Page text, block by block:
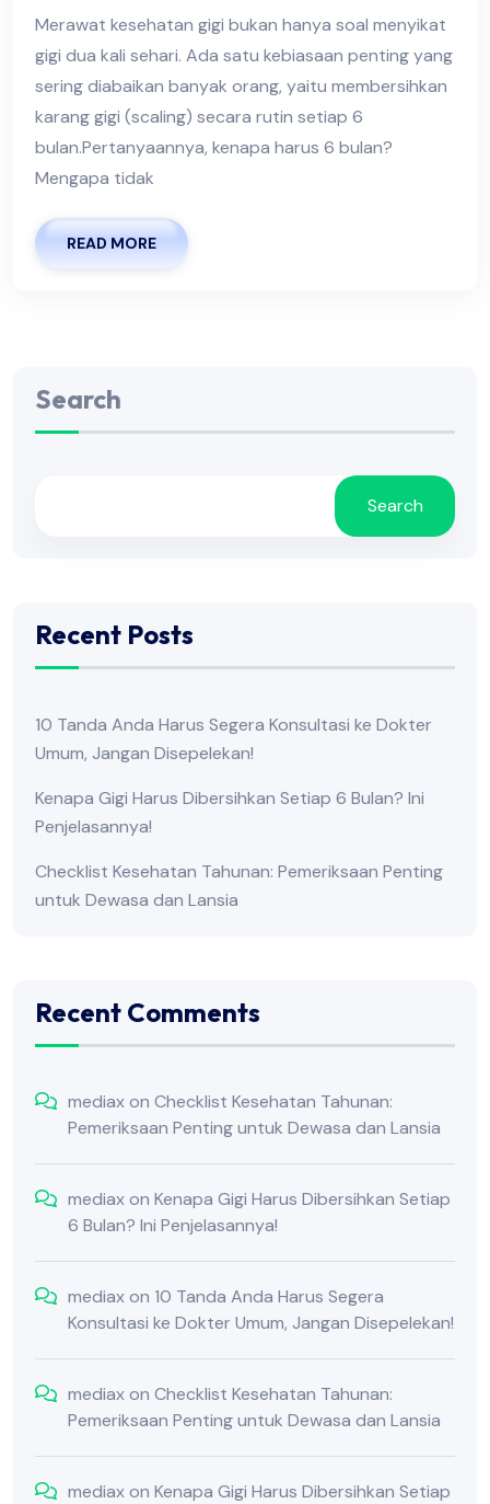
Merawat kesehatan gigi bukan hanya soal menyikat
gigi dua kali sehari. Ada satu kebiasaan penting yang
sering diabaikan banyak orang, yaitu membersihkan
karang gigi (scaling) secara rutin setiap 6
bulan.Pertanyaannya, kenapa harus 6 bulan?
Mengapa tidak
READ MORE
Search
Search
Recent Posts
10 Tanda Anda Harus Segera Konsultasi ke Dokter
Umum, Jangan Disepelekan!
Kenapa Gigi Harus Dibersihkan Setiap 6 Bulan? Ini
Penjelasannya!
Checklist Kesehatan Tahunan: Pemeriksaan Penting
untuk Dewasa dan Lansia
Recent Comments
mediaxon Checklist Kesehatan Tahunan:
Pemeriksaan Penting untuk Dewasa dan Lansia
mediaxon Kenapa Gigi Harus Dibersihkan Setiap
6 Bulan? Ini Penjelasannya!
mediaxon 10 Tanda Anda Harus Segera
Konsultasi ke Dokter Umum, Jangan Disepelekan!
mediaxon Checklist Kesehatan Tahunan:
Pemeriksaan Penting untuk Dewasa dan Lansia
mediaxon Kenapa Gigi Harus Dibersihkan Setiap